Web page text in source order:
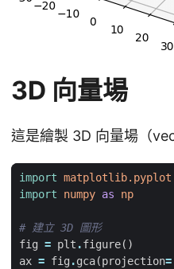
3D 向量場
這是繪製 3D 向量場（
import matplotlib.pyplot
import
numpy as np
# 建立 3D 圖形
fig = plt .figure()
ax = fig .gca(projection=